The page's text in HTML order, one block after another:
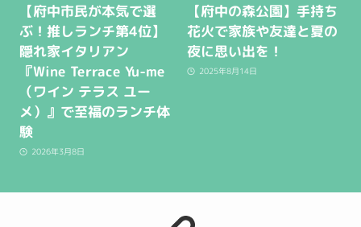
【府中市民が本気で選
ぶ！推しランチ第4位】
隠れ家イタリアン
『Wine Terrace Yu-me
（ワイン テラス ユー
メ）』で至福のランチ体
験
2026年3月8日
【府中の森公園】手持ち
花火で家族や友達と夏の
夜に思い出を！
2025年8月14日